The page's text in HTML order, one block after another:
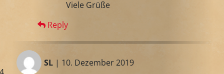
Viele Grüße
Reply
SL | 10. Dezember 2019